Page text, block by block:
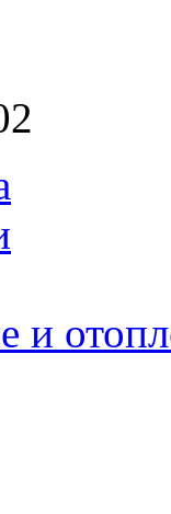
и